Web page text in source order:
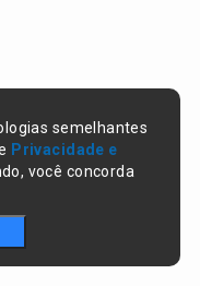
semelhantes
Privacidade e
você concorda